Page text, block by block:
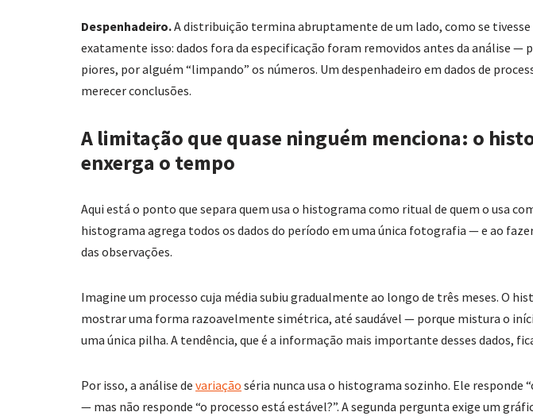
Despenhadeiro.A distribuição termina abruptamente de um lado, como se
exatamente isso: dados fora da especificação foram removidos antes da análise —
piores, por alguém “limpando” os números. Um despenhadeiro em dados de
merecer conclusões.
A limitação que quase ninguém menciona: o
enxerga o tempo
Aqui está o ponto que separa quem usa o histograma como ritual de quem o usa
histograma agrega todos os dados do período em uma única fotografia — e ao
das observações.
Imagine um processo cuja média subiu gradualmente ao longo de três meses. O
mostrar uma forma razoavelmente simétrica, até saudável — porque mistura o
uma única pilha. A tendência, que é a informação mais importante desses dados,
Por isso, a análise de variação séria nunca usa o histograma sozinho. Ele responde
— mas não responde “o processo está estável?”. A segunda pergunta exige um